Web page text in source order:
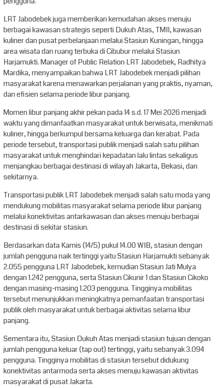
LRT Jabodebek juga memberikan kemudahan akses menuju
berbagai kawasan strategis seperti Dukuh Atas, TMII, kawasan
kuliner dan pusat perbelanjaan melalui Stasiun Kuningan, hingga
area wisata dan ruang terbuka di Cibubur melalui Stasiun
Harjamukti. Manager of Public Relation LRT Jabodebek, Radhitya
Mardika, menyampaikan bahwa LRT Jabodebek menjadi pilihan
masyarakat karena menawarkan perjalanan yang praktis, nyaman,
dan efisien selama periode libur panjang.
Momen libur panjang akhir pekan pada 14 s.d. 17 Mei 2026 menjadi
waktu yang dimanfaatkan masyarakat untuk berwisata, menikmati
kuliner, hingga berkumpul bersama keluarga dan kerabat. Pada
periode tersebut, transportasi publik menjadi salah satu pilihan
masyarakat untuk menghindari kepadatan lalu lintas sekaligus
menjangkau berbagai destinasi di wilayah Jakarta, Bekasi, dan
sekitarnya.
Transportasi publik LRT Jabodebek menjadi salah satu moda yang
mendukung mobilitas masyarakat selama periode libur panjang
melalui konektivitas antarkawasan dan akses menuju berbagai
destinasi di sekitar stasiun.
Berdasarkan data Kamis (14/5) pukul 14.00 WIB, stasiun dengan
jumlah pengguna naik tertinggi yaitu Stasiun Harjamukti sebanyak
2.055 pengguna LRT Jabodebek, kemudian Stasiun Jati Mulya
dengan 1.242 pengguna, serta Stasiun Cikunir 1 dan Stasiun Cikoko
dengan masing-masing 1.203 pengguna. Tingginya mobilitas
tersebut menunjukkan meningkatnya pemanfaatan transportasi
publik oleh masyarakat untuk berbagai aktivitas selama libur
panjang.
Sementara itu, Stasiun Dukuh Atas menjadi stasiun tujuan dengan
jumlah pengguna keluar (tap out) tertinggi, yaitu sebanyak 3.094
pengguna. Tingginya mobilitas di stasiun tersebut didukung
konektivitas antarmoda serta akses menuju kawasan aktivitas
masyarakat di pusat Jakarta.